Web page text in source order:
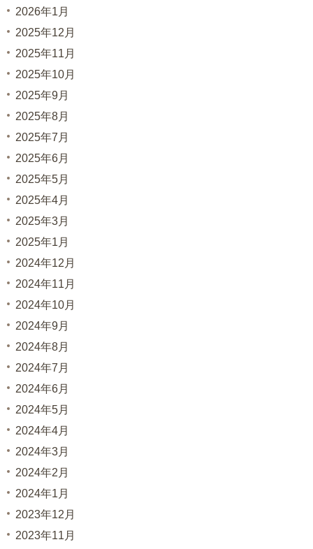
2026年1月
2025年12月
2025年11月
2025年10月
2025年9月
2025年8月
2025年7月
2025年6月
2025年5月
2025年4月
2025年3月
2025年1月
2024年12月
2024年11月
2024年10月
2024年9月
2024年8月
2024年7月
2024年6月
2024年5月
2024年4月
2024年3月
2024年2月
2024年1月
2023年12月
2023年11月